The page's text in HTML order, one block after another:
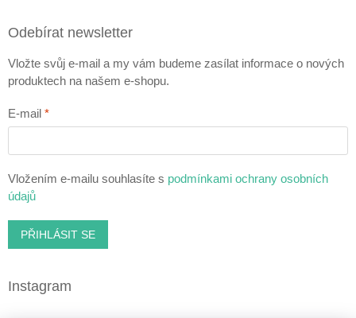
Odebírat newsletter
Vložte svůj e-mail a my vám budeme zasílat informace o nových
produktech na našem e-shopu.
E-mail
Vložením e-mailu souhlasíte s podmínkami ochrany osobních
údajů
PŘIHLÁSIT SE
Instagram